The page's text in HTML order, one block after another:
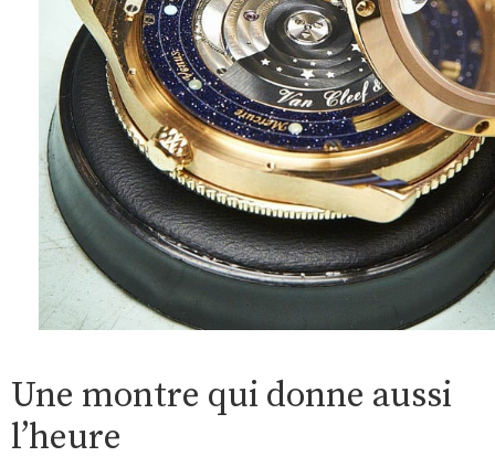
Une montre qui donne aussi
l’heure